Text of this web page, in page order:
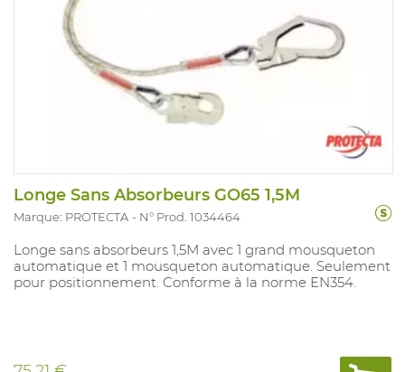
Longe Sans Absorbeurs GO65 1,5M
Marque: PROTECTA N° Prod. 1034464
Longe sans absorbeurs 1,5M avec 1 grand mousqueton
automatique et 1 mousqueton automatique. Seulement
pour positionnement. Conforme à la norme EN354.